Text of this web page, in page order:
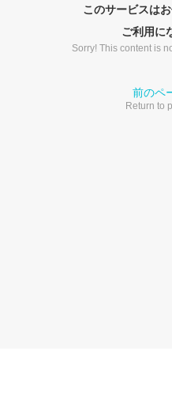
このサービスは
ご利用に
Sorry! This content is
前のペ
Return to